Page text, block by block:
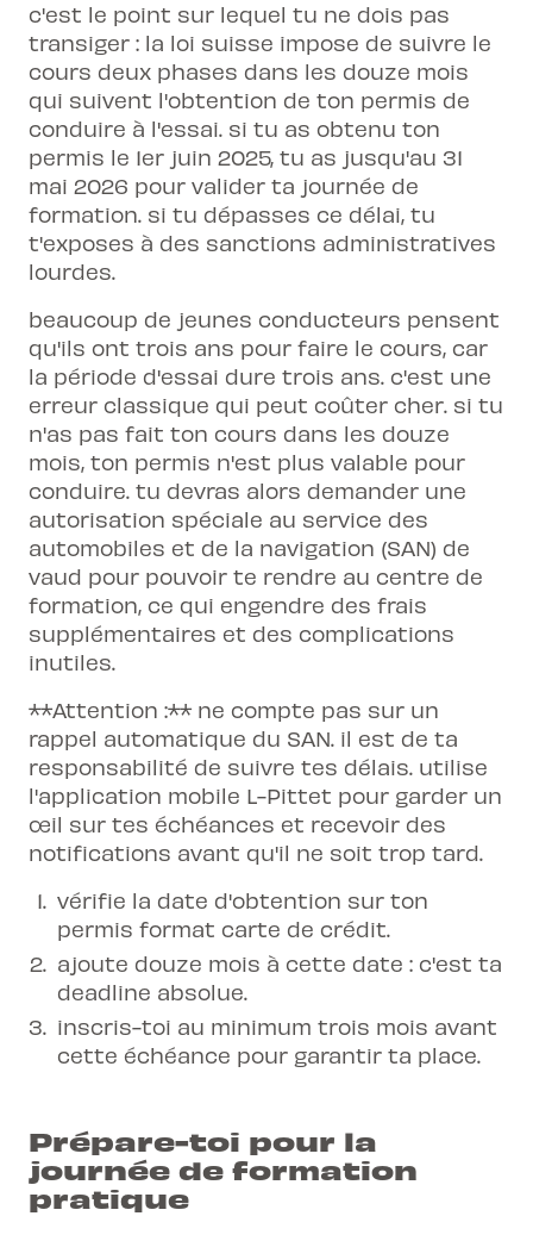
c'est le point sur lequel tu ne dois pas
transiger : la loi suisse impose de suivre le
cours deux phases dans les douze mois
qui suivent l'obtention de ton permis de
conduire à l'essai. si tu as obtenu ton
permis le 1er juin 2025, tu as jusqu'au 31
mai 2026 pour valider ta journée de
formation. si tu dépasses ce délai, tu
t'exposes à des sanctions administratives
lourdes.
beaucoup de jeunes conducteurs pensent
qu'ils ont trois ans pour faire le cours, car
la période d'essai dure trois ans. c'est une
erreur classique qui peut coûter cher. si tu
n'as pas fait ton cours dans les douze
mois, ton permis n'est plus valable pour
conduire. tu devras alors demander une
autorisation spéciale au service des
automobiles et de la navigation (SAN) de
vaud pour pouvoir te rendre au centre de
formation, ce qui engendre des frais
supplémentaires et des complications
inutiles.
**Attention :** ne compte pas sur un
rappel automatique du SAN. il est de ta
responsabilité de suivre tes délais. utilise
l'application mobile L-Pittet pour garder un
œil sur tes échéances et recevoir des
notifications avant qu'il ne soit trop tard.
vérifie la date d'obtention sur ton
permis format carte de crédit.
ajoute douze mois à cette date : c'est ta
deadline absolue.
inscris-toi au minimum trois mois avant
cette échéance pour garantir ta place.
Prépare-toi pour la
journée de formation
pratique